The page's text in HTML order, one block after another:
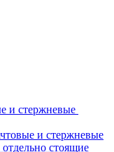
и стержневые
и стержневые
стоящие